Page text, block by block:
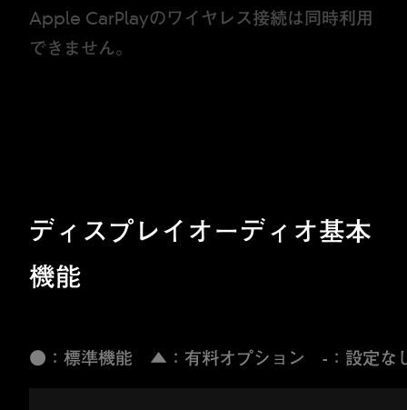
Apple CarPlayのワイヤレス接続は同時利用
できません。
ディスプレイオーディオ基本
機能
●：標準機能 ▲：有料オプション -：設定な